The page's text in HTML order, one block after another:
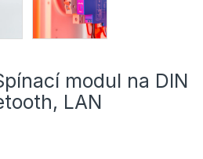
modul na DIN
LAN